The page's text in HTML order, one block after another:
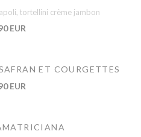
tortellini crème jambon
EUR
ET COURGETTES
EUR